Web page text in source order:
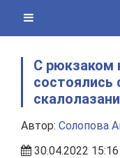
content
С рюкзаком
состоялись
Автор: Солопова
30.04.2022 15:16